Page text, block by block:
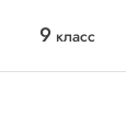
9 класс